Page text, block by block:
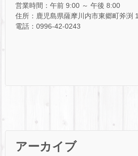
営業時間：午前 9:00 ～ 午後 8:00
住所：鹿児島県薩摩川内市東郷町斧渕
電話：0996-42-0243
アーカイブ